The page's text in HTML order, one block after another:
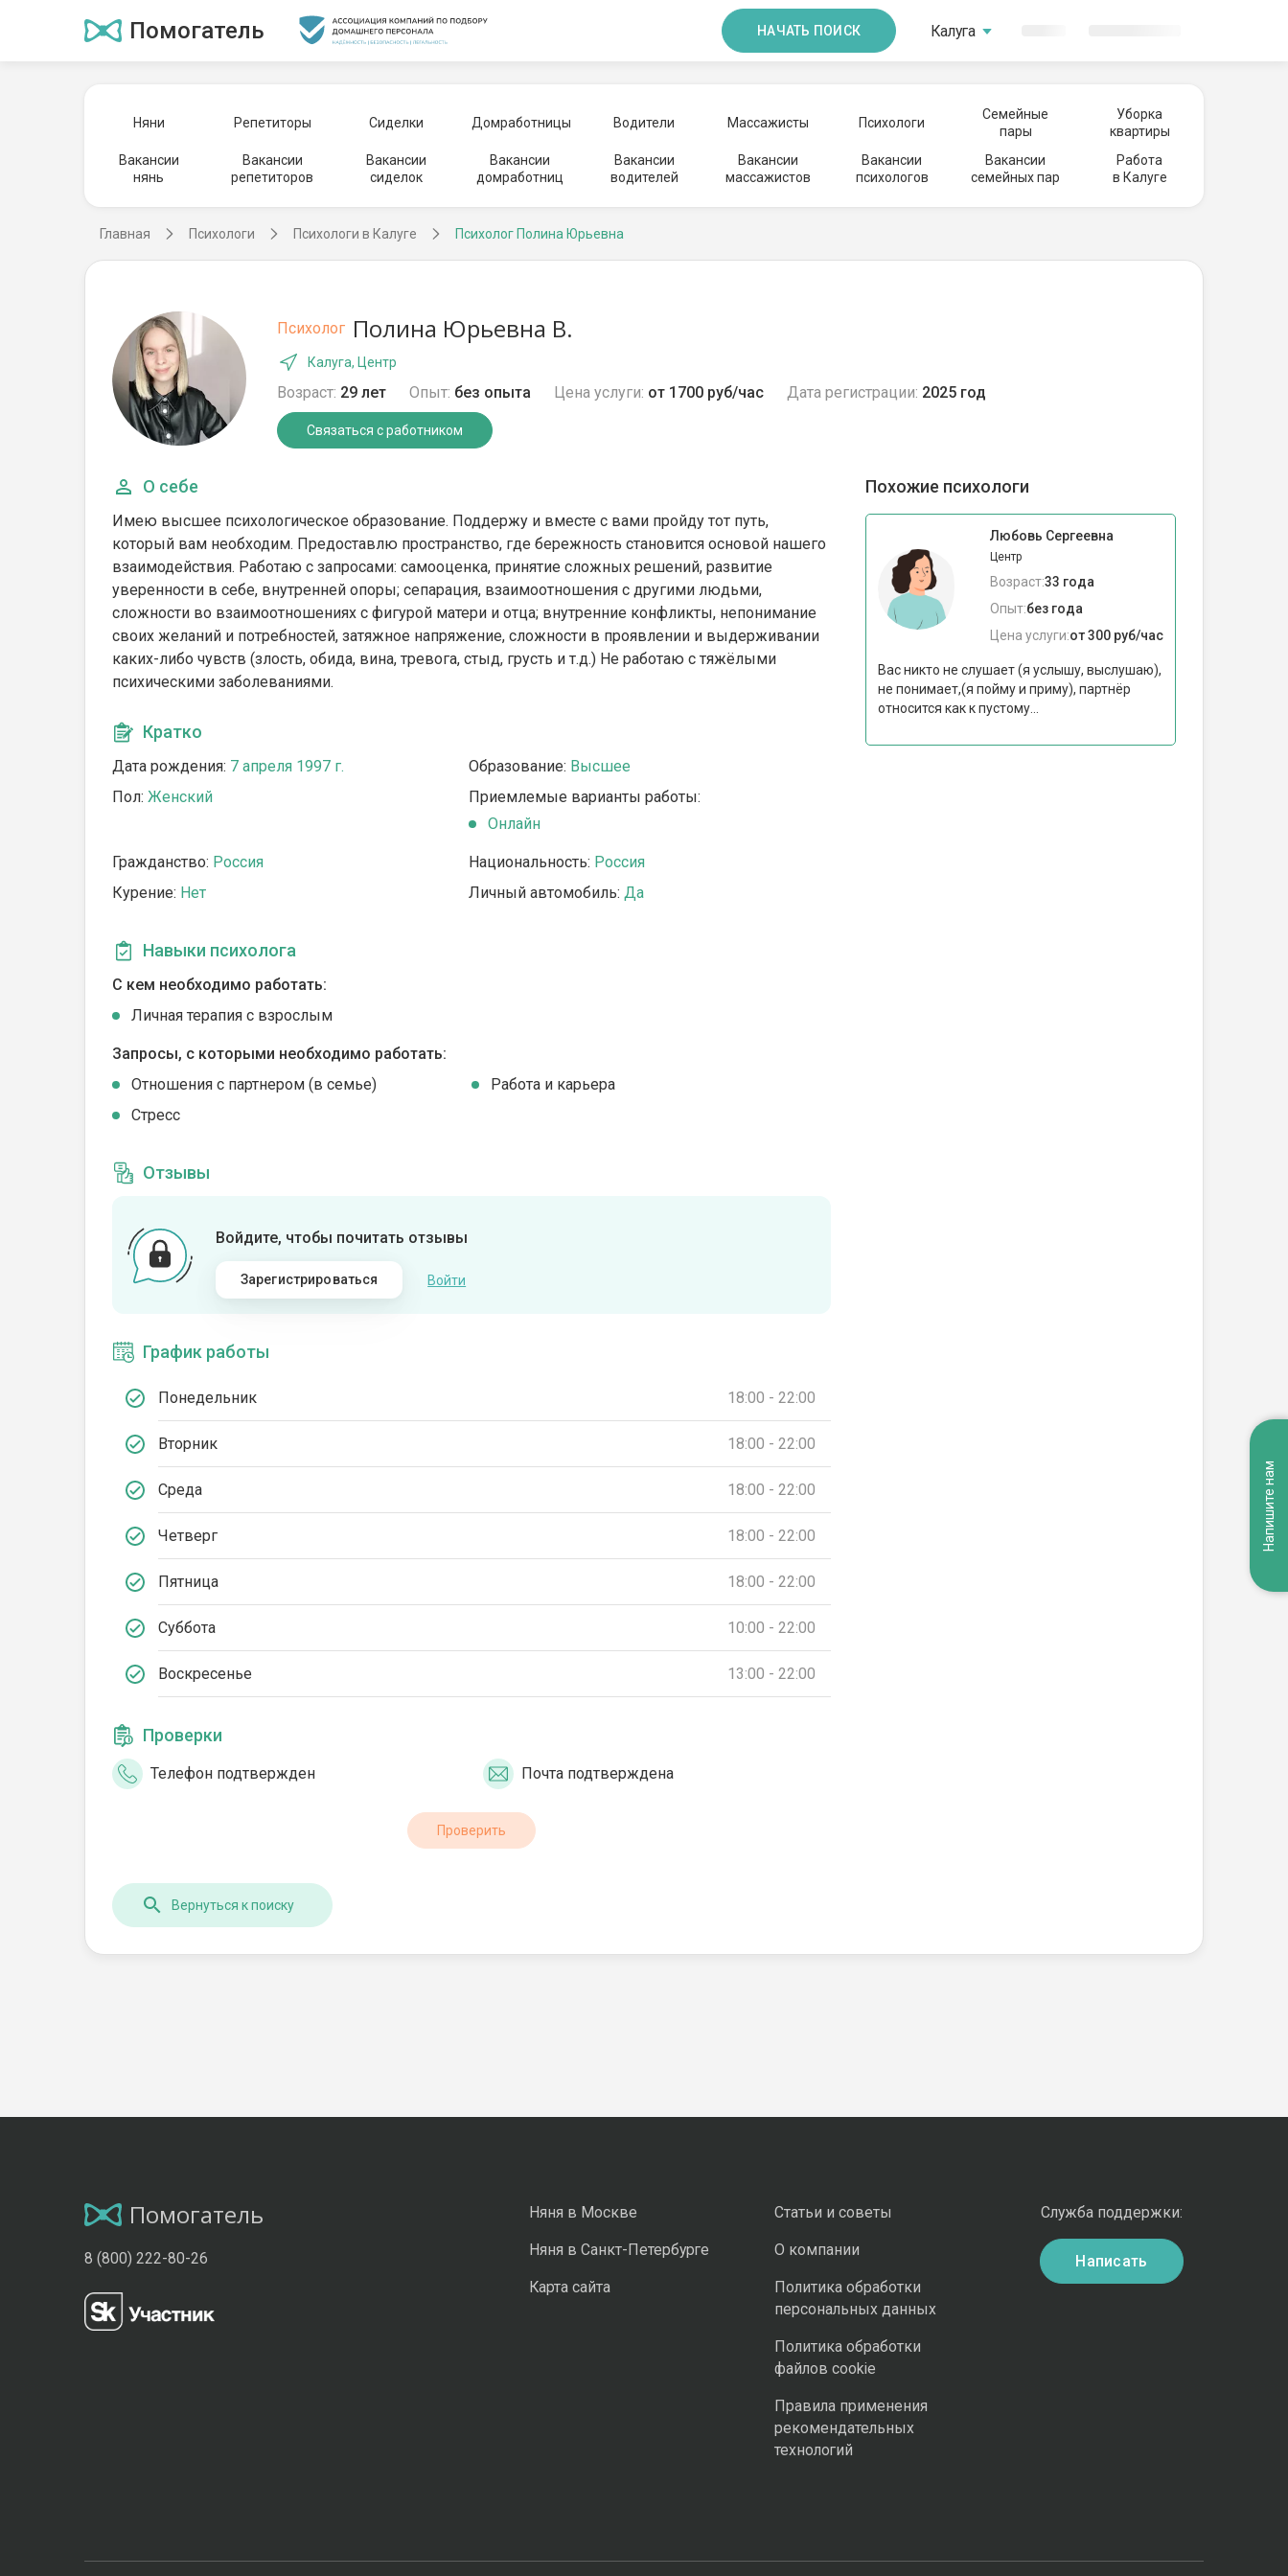
Помогатель НАЧАТЬ ПОИСК Калуга
Няни Репетиторы Сиделки Домработницы Водители Массажисты Психологи
Семейные
пары
Уборка
квартиры
Вакансии
нянь
Вакансии
репетиторов
Вакансии
сиделок
Вакансии
домработниц
Вакансии
водителей
Вакансии
массажистов
Вакансии
психологов
Вакансии
семейных пар
Работа
в Калуге
Главная Психологи Психологи в Калуге Психолог Полина Юрьевна
Психолог Полина Юрьевна В.
Калуга, Центр
Возраст: 29 лет Опыт: без опыта Цена услуги: от 1700 руб/час Дата регистрации: 2025 год
Связаться с работником
О себе
Имею высшее психологическое образование. Поддержу и вместе с вами пройду тот путь,
который вам необходим. Предоставлю пространство, где бережность становится основой нашего
взаимодействия. Работаю с запросами: самооценка, принятие сложных решений, развитие
уверенности в себе, внутренней опоры; сепарация, взаимоотношения с другими людьми,
сложности во взаимоотношениях с фигурой матери и отца; внутренние конфликты, непонимание
своих желаний и потребностей, затяжное напряжение, сложности в проявлении и выдерживании
каких-либо чувств (злость, обида, вина, тревога, стыд, грусть и т.д.) Не работаю с тяжёлыми
психическими заболеваниями.
Кратко
Дата рождения: 7 апреля 1997 г. Образование: Высшее
Пол: Женский
Приемлемые варианты работы:
Онлайн
Гражданство: Россия Национальность: Россия
Курение: Нет Личный автомобиль: Да
Навыки психолога
С кем необходимо работать:
Личная терапия с взрослым
Запросы, с которыми необходимо работать:
Отношения с партнером (в семье)
Работа и карьера
Стресс
Отзывы
Войдите, чтобы почитать отзывы
Зарегистрироваться Войти
График работы
Понедельник 18:00 - 22:00
Вторник 18:00 - 22:00
Среда 18:00 - 22:00
Четверг 18:00 - 22:00
Пятница 18:00 - 22:00
Суббота 10:00 - 22:00
Воскресенье 13:00 - 22:00
Проверки
Телефон подтвержден Почта подтверждена
Проверить
Похожие психологи
Любовь Сергеевна
Центр
Возраст:33 года
Опыт:без года
Цена услуги:от 300 руб/час
Вас никто не слушает (я услышу, выслушаю),
не понимает,(я пойму и приму), партнёр
относится как к пустому...
Вернуться к поиску
Помогатель
8 (800) 222-80-26
Няня в Москве
Няня в Санкт-Петербурге
Карта сайта
Статьи и советы
О компании
Политика обработки
персональных данных
Политика обработки
файлов cookie
Правила применения
рекомендательных
технологий
Служба поддержки:
Написать
Напишите нам